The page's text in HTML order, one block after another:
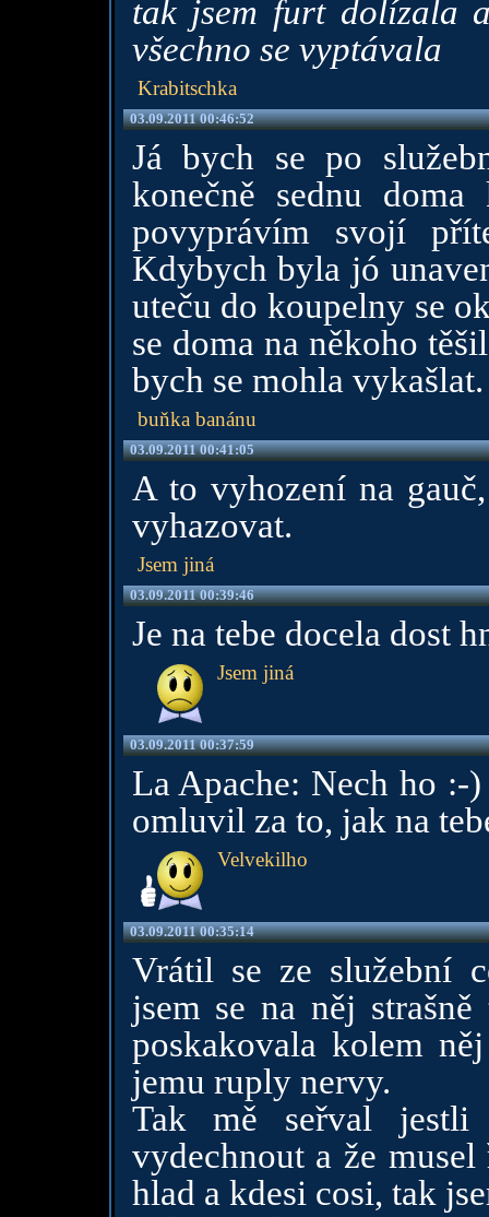
tak jsem furt dolízala
všechno se vyptávala
Krabitschka
03.09.2011 00:46:52
Já bych se po
konečně sednu
povyprávím svojí
Kdybych byla jó
uteču do koupelny se
se doma na někoho
bych se mohla vykašlat.
buňka banánu
03.09.2011 00:41:05
A to vyhození na
vyhazovat.
Jsem jiná
03.09.2011 00:39:46
Je na tebe docela dost
Jsem jiná
03.09.2011 00:37:59
La Apache: Nech ho :-
omluvil za to, jak na
Velvekilho
03.09.2011 00:35:14
Vrátil se ze služební
jsem se na něj
poskakovala kolem
jemu ruply nervy.
Tak mě seřval jestli
vydechnout a že
hlad a kdesi cosi, tak